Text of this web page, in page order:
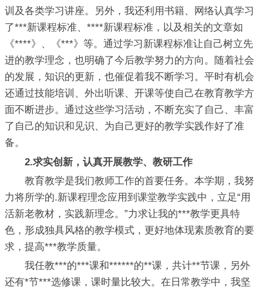
训及各类学习讲座。另外，我还利用书籍、网络认真学习
了***新课程标准、****新课程标准，以及相关的文章如
《****》、《***》等。通过学习新课程标准让自己树立先
进的教学理念，也明确了今后教学努力的方向。随着社会
的发展，知识的更新，也催促着我不断学习。平时有机会
还通过技能培训、外出听课、开课等使自己在教育教学方
面不断进步。通过这些学习活动，不断充实了自己、丰富
了自己的知识和见识、为自己更好的教学实践作好了准
备。
2.求实创新，认真开展教学、教研工作
教育教学是我们教师工作的首要任务。本学期，我努
力将所学的.新课程理念应用到课堂教学实践中，立足“用
活新老教材，实践新理念。”力求让我的***教学更具特
色，形成独具风格的教学模式，更好地体现素质教育的要
求，提高***教学质量。
我任教***的***课和******的**课，共计**节课，另外
还有*节***选修课，课时量比较大。在日常教学中，我坚